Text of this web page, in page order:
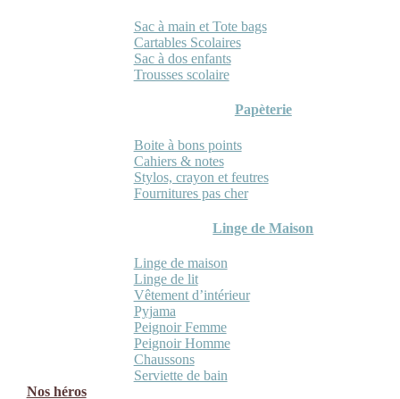
Sac à main et Tote bags
Cartables Scolaires
Sac à dos enfants
Trousses scolaire
Papèterie
Boite à bons points
Cahiers & notes
Stylos, crayon et feutres
Fournitures pas cher
Linge de Maison
Linge de maison
Linge de lit
Vêtement d’intérieur
Pyjama
Peignoir Femme
Peignoir Homme
Chaussons
Serviette de bain
Nos héros